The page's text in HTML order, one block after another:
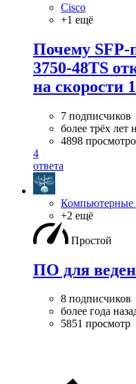
Cisco
+1 ещё
Почему SFP-
3750-48TS
на скорости
7 подписчиков
более трёх лет
4898
4
ответа
Компьютерные
+2 ещё
Простой
ПО для
8 подписчиков
более года
5851 просмотр